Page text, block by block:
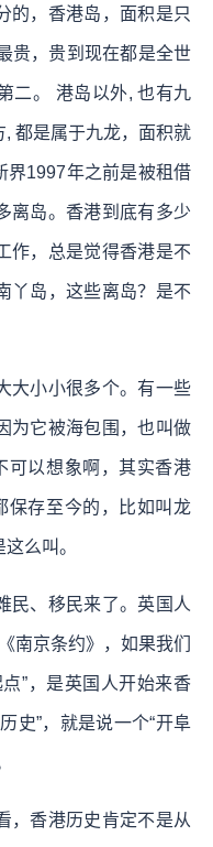
的，香港岛，面积是只
贵，贵到现在都是全世
二。 港岛以外, 也有九
都是属于九龙，面积就
界1997年之前是被租借
离岛。香港到底有多少
作，总是觉得香港是不
丫岛，这些离岛？是不
大小小很多个。有一些
为它被海包围，也叫做
可以想象啊，其实香港
保存至今的，比如叫龙
么叫。
民、移民来了。英国人
南京条约》，如果我们
”，是英国人开始来香
史”，就是说一个“开阜
，香港历史肯定不是从